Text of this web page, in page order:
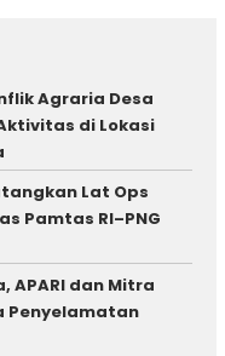
Agraria Desa
di Lokasi
Lat Ops
Pamtas RI–PNG
APARI dan Mitra
Penyelamatan